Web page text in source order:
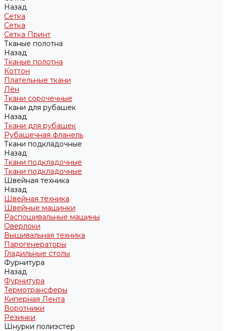
Назад
Сетка
Сетка
Сетка Принт
Тканые полотна
Назад
Тканые полотна
Коттон
Плательные ткани
Лён
Ткани сорочечные
Ткани для рубашек
Назад
Ткани для рубашек
Рубашечная фланель
Ткани подкладочные
Назад
Ткани подкладочные
Ткани подкладочные
Швейная техника
Назад
Швейная техника
Швейные машинки
Распошивальные машины
Оверлоки
Вышивальная техника
Парогенераторы
Гладильные столы
Фурнитура
Назад
Фурнитура
Термотрансферы
Киперная Лента
Воротники
Резинки
Шнурки полиэстер